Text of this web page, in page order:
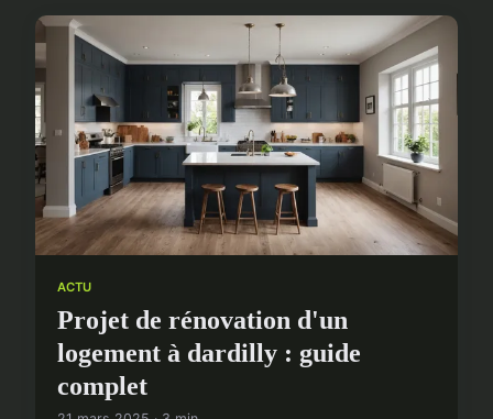
ACTU
Projet de rénovation d'un
logement à dardilly : guide
complet